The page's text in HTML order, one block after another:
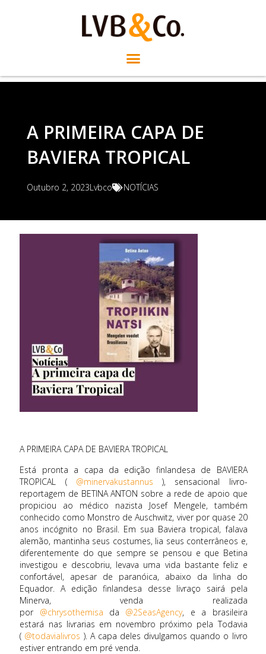
A PRIMEIRA CAPA DE
BAVIERA TROPICAL
Outubro 2, 2023Lvbco NOTÍCIAS
A PRIMEIRA CAPA DE BAVIERA TROPICAL
Está pronta a capa da edição finlandesa de BAVIERA
TROPICAL ( @minervakustannus ), sensacional livro-
reportagem de BETINA ANTON sobre a rede de apoio que
propiciou ao médico nazista Josef Mengele, também
conhecido como Monstro de Auschwitz, viver por quase 20
anos incógnito no Brasil. Em sua Baviera tropical, falava
alemão, mantinha seus costumes, lia seus conterrâneos e,
diferentemente do que sempre se pensou e que Betina
investigou e descobriu, levava uma vida bastante feliz e
confortável, apesar de paranóica, abaixo da linha do
Equador. A edição finlandesa desse livraço sairá pela
Minerva, venda realizada
por @chrysothemisa da @2SeasAgency, e a brasileira
estará nas livrarias em novembro próximo pela Todavia
( @todavialivros ). A capa deles divulgamos quando o livro
estiver entrando em pré venda.